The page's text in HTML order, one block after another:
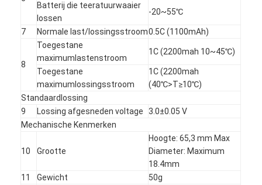
Batterij die teeratuurwaaier
lossen
-20~55℃
7 Normale last/lossingsstroom0.5C (1100mAh)
8
Toegestane
maximumlastenstroom
1C (2200mah 10~45℃)
Toegestane
maximumlossingsstroom
1C (2200mah
(40℃>T≥10℃)
Standaardlossing
9
Lossing afgesneden voltage
3.0±0.05 V
Mechanische Kenmerken
10 Grootte
Hoogte: 65,3 mm Max
Diameter: Maximum
18.4mm
11
Gewicht 50g